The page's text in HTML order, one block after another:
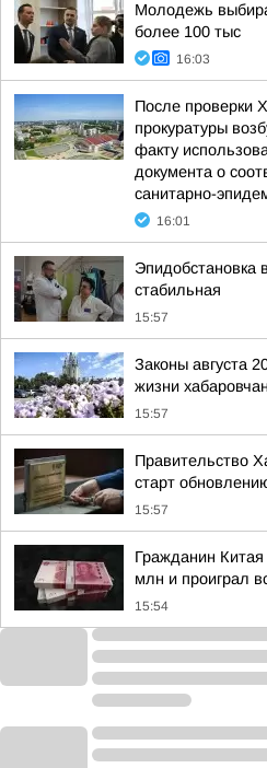
Молодежь
более 100 тыс
16:03
После проверки
прокуратуры
факту
документа о
санитарно-
16:01
Эпидобстановка
стабильная
15:57
Законы августа
жизни хабаровчан
15:57
Правительство
старт
15:57
Гражданин
млн и проиграл
15:54